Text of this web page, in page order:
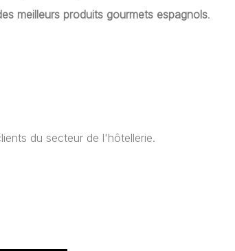
meilleurs produits gourmets espagnols.
du secteur de l'hôtellerie.